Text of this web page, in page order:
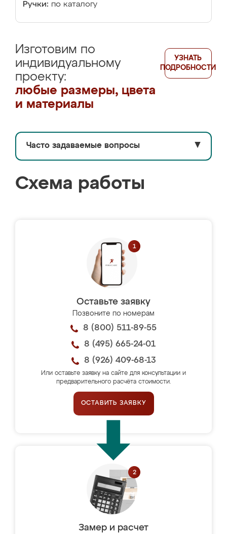
Ручки: по каталогу
Изготовим по
индивидуальному
проекту:
любые размеры, цвета
и материалы
УЗНАТЬ
ПОДРОБНОСТИ
Часто задаваемые вопросы ▼
Схема работы
Оставьте заявку
Позвоните по номерам
8 (800) 511-89-55
8 (495) 665-24-01
8 (926) 409-68-13
Или оставьте заявку на сайте для консультации и
предварительного расчёта стоимости.
ОСТАВИТЬ ЗАЯВКУ
Замер и расчет